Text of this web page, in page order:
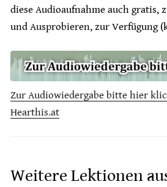
diese Audioaufnahme auch gratis,
und Ausprobieren, zur Verfügung
Zur Audiowiedergabe bitte hier
Hearthis.at
Weitere Lektionen